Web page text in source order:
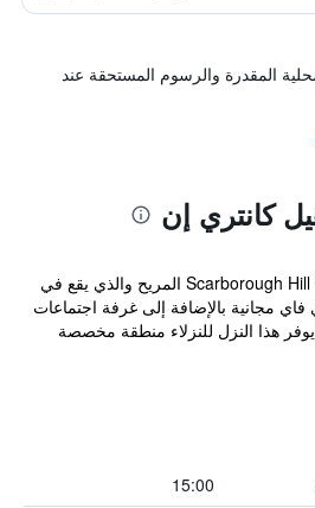
المقدرة والرسوم المستحقة عند
كانتري إن
يوفر Scarborough Hill Hotel North Walsham المريح والذي يقع في
مجانية بالإضافة إلى غرفة اجتماعات
هذا النزل للنزلاء منطقة مخصصة
15:00